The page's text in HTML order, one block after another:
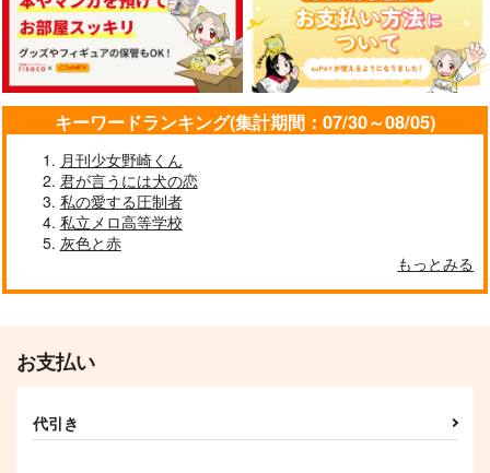
キーワードランキング(集計期間：07/30～08/05)
月刊少女野崎くん
君が言うには犬の恋
私の愛する圧制者
私立メロ高等学校
灰色と赤
もっとみる
お支払い
代引き